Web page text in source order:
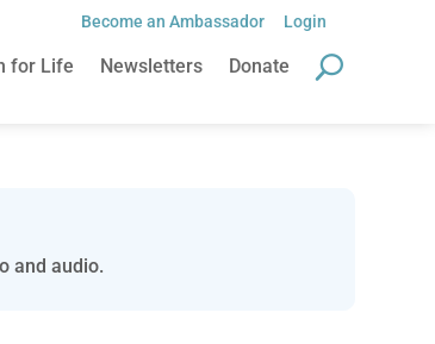
Become an Ambassador Login
for Life Newsletters Donate
and audio.